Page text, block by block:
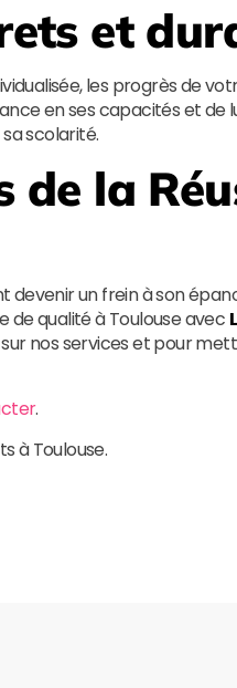
et
les progrès de
en ses capacités et de
scolarité.
de la
devenir un frein à son
de qualité à Toulouse avec
nos services et pour
.
à Toulouse.